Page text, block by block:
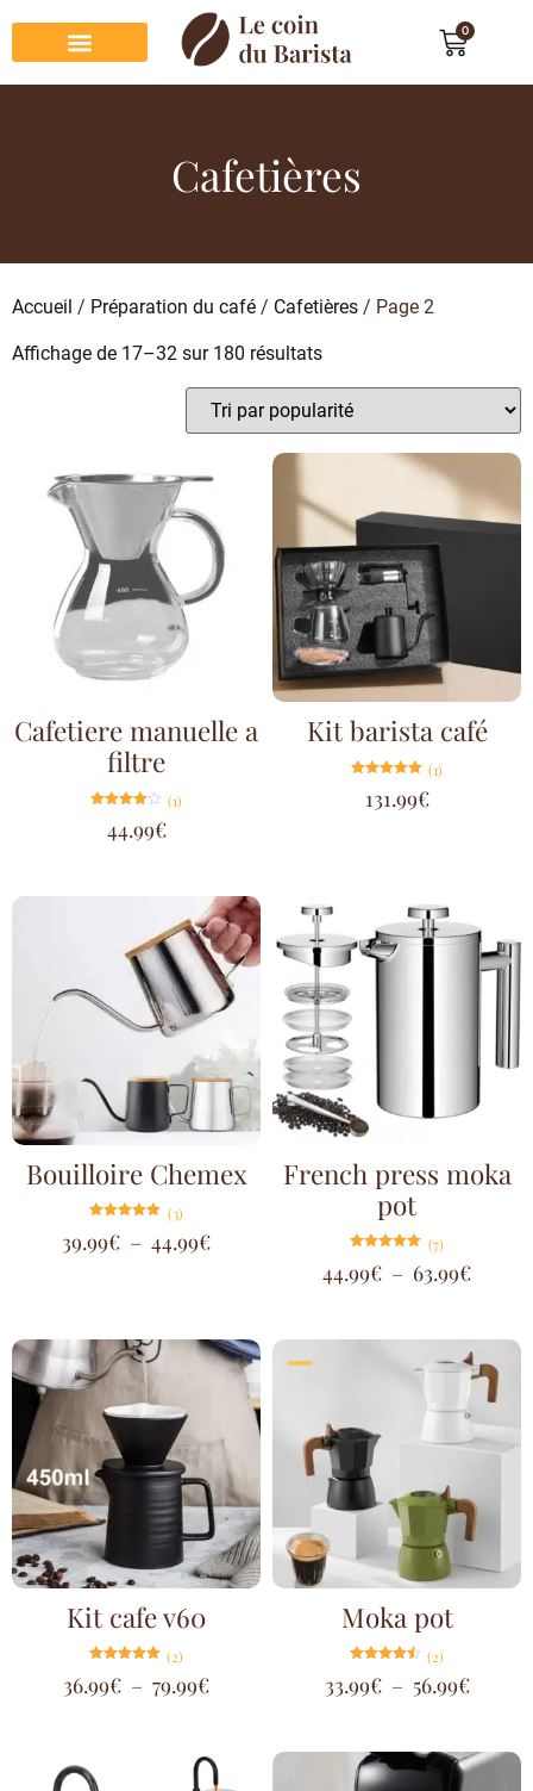
0
Cafetières
Accueil / Préparation du café / Cafetières / Page 2
Affichage de 17–32 sur 180 résultats
Cafetiere manuelle a
filtre
4.00
sur 5
(1)
44.99€
Kit barista café
5.00
sur 5
(1)
131.99€
Bouilloire Chemex
5.00
sur 5
(3)
39.99€ – 44.99€
French press moka
pot
5.00
sur 5
(7)
44.99€ – 63.99€
Kit cafe v60
5.00
sur 5
(2)
36.99€ – 79.99€
Moka pot
4.50
sur 5
(2)
33.99€ – 56.99€